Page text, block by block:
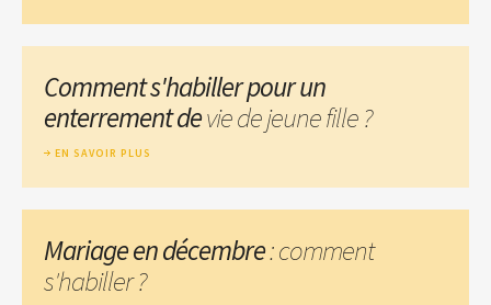
Comment s'habiller pour un
enterrement devie de jeune fille ?
EN SAVOIR PLUS
Mariage en décembre: comment
s'habiller ?